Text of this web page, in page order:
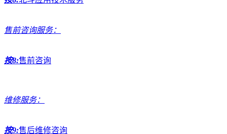
售前咨询服务：
按8:售前咨询
维修服务：
按9:售后维修咨询